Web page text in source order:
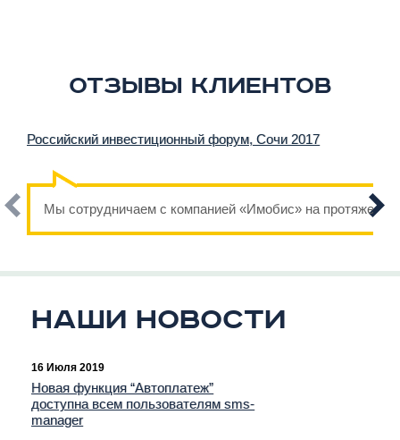
Отзывы клиентов
Российский инвестиционный форум, Сочи 2017
Мы сотрудничаем с компанией «Имобис» на
Наши новости
16 Июля 2019
Новая функция “Автоплатеж”
доступна всем пользователям sms-
manager